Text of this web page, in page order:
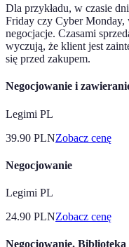
Dla przykładu, w czasie
Friday czy Cyber Monday,
negocjacje. Czasami
wyczują, że klient jest
się przed zakupem.
Negocjowanie i
Legimi PL
39.90 PLNZobacz cenę
Negocjowanie
Legimi PL
24.90 PLNZobacz cenę
Negocjowanie.